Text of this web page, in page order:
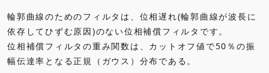
輪郭曲線のためのフィルタは、位相遅れ(輪郭曲線が波長に
依存してひずむ原因)のない位相補償フィルタです。
位相補償フィルタの重み関数は、カットオフ値で50％の振
幅伝達率となる正規（ガウス）分布である。